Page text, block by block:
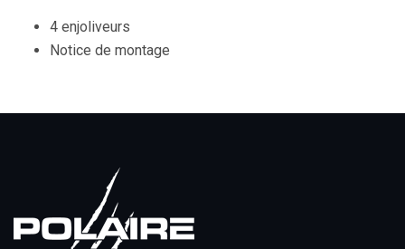
4 enjoliveurs
Notice de montage